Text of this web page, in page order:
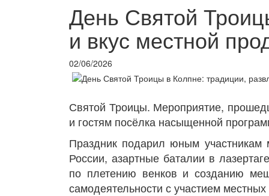
День Святой
и вкус местной
02/06/2026
Святой Троицы. Мероприятие,
и гостям посёлка насыщенной
Праздник подарил юным участникам
России, азартные баталии в
по плетению венков и созданию
самодеятельности с участием